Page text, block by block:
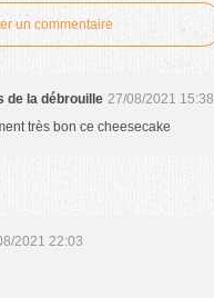
un commentaire
de la débrouille 27/08/2021 15:38
très bon ce cheesecake
2021 22:03